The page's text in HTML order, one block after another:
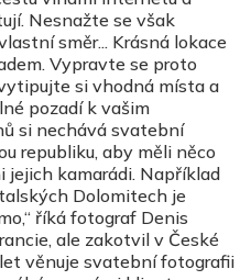
Nesnažte se však
směr... Krásná lokace
Vypravte se proto
si vhodná místa a
pozadí k vašim
si nechává svatební
republiku, aby měli něco
jejich kamarádi. Například
Dolomitech je
říká fotograf Denis
ale zakotvil v České
věnuje svatební fotografii